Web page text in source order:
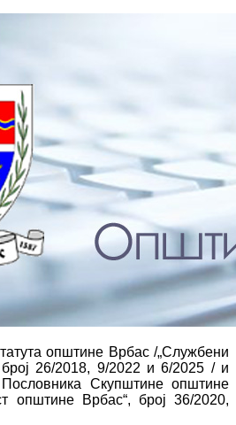
општине Врбас /„Службени
26/2018, 9/2022 и 6/2025 / и
Скупштине општине
општине Врбас“, број 36/2020,